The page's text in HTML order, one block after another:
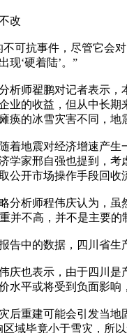
改
抗事件，尽管它会对
现‘硬着陆’。”
师翟鹏对记者表示，
业的收益，但从中长
痪的冰雪灾害不同，
地震对经济增速产生
学家邢自强也提到，
公开市场操作手段回收
分析师程伟庆认为，虽
并不高，并不是主要
中的数据，四川省生产
也表示，由于四川是
水平或将受到负面影
重建可能会引发当地
区域毕竟小于雪灾，所